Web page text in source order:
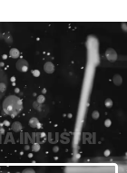
INDUSTRI.